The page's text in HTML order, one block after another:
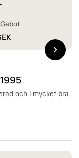
och i mycket bra
chevron_right